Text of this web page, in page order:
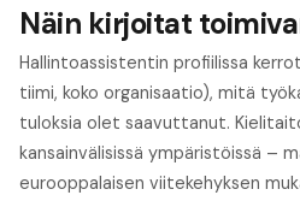
Näin kirjoitat
Hallintoassistentin profiilissa
tiimi, koko organisaatio), mitä
tuloksia olet saavuttanut.
kansainvälisissä ympäristöissä –
eurooppalaisen viitekehyksen